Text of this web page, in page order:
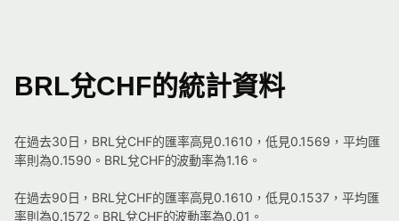
BRL兌CHF的統計資料
在過去30日，BRL兌CHF的匯率高見0.1610，低見0.1569，平均匯
率則為0.1590。BRL兌CHF的波動率為1.16。
在過去90日，BRL兌CHF的匯率高見0.1610，低見0.1537，平均匯
率則為0.1572。BRL兌CHF的波動率為0.01。